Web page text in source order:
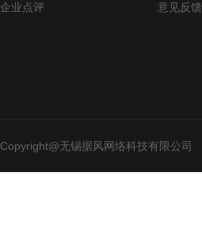
企业点评
意见反馈
Copyright@无锡据风网络科技有限公司